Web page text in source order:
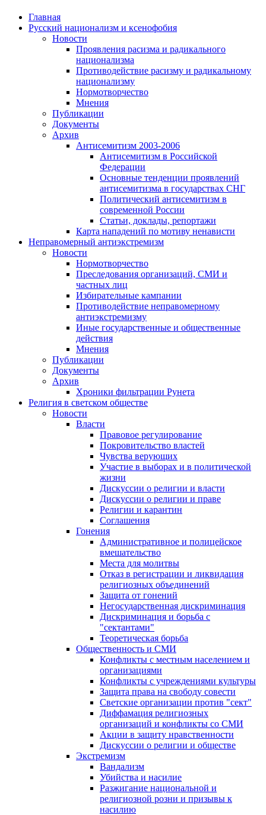
Главная
Русский национализм и ксенофобия
Новости
Проявления расизма и радикального
национализма
Противодействие расизму и радикальному
национализму
Нормотворчество
Мнения
Публикации
Документы
Архив
Антисемитизм 2003-2006
Антисемитизм в Российской
Федерации
Основные тенденции проявлений
антисемитизма в государствах СНГ
Политический антисемитизм в
современной России
Статьи, доклады, репортажи
Карта нападений по мотиву ненависти
Неправомерный антиэкстремизм
Новости
Нормотворчество
Преследования организаций, СМИ и
частных лиц
Избирательные кампании
Противодействие неправомерному
антиэкстремизму
Иные государственные и общественные
действия
Мнения
Публикации
Документы
Архив
Хроники фильтрации Рунета
Религия в светском обществе
Новости
Власти
Правовое регулирование
Покровительство властей
Чувства верующих
Участие в выборах и в политической
жизни
Дискуссии о религии и власти
Дискуссии о религии и праве
Религии и карантин
Соглашения
Гонения
Административное и полицейское
вмешательство
Места для молитвы
Отказ в регистрации и ликвидация
религиозных объединений
Защита от гонений
Негосударственная дискриминация
Дискриминация и борьба с
"сектантами"
Теоретическая борьба
Общественность и СМИ
Конфликты с местным населением и
организациями
Конфликты с учреждениями культуры
Защита права на свободу совести
Светские организации против "сект"
Диффамация религиозных
организаций и конфликты со СМИ
Акции в защиту нравственности
Дискуссии о религии и обществе
Экстремизм
Вандализм
Убийства и насилие
Разжигание национальной и
религиозной розни и призывы к
насилию